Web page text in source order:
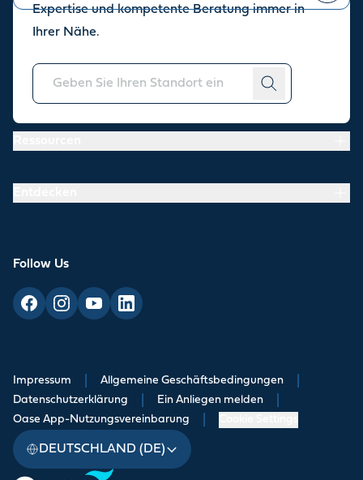
Expertise und kompetente Beratung immer in
Ihrer Nähe.
Sie können sich jederzeit abmelden
Über uns
Follow Us
Impressum Allgemeine Geschäftsbedingungen
Datenschutzerklärung Ein Anliegen melden
Oase App-Nutzungsvereinbarung
DEUTSCHLAND (DE)